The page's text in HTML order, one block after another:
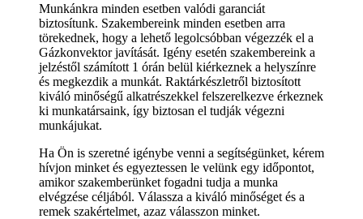
Munkánkra minden esetben valódi garanciát
biztosítunk. Szakembereink minden esetben arra
törekednek, hogy a lehető legolcsóbban végezzék el a
Gázkonvektor javítását. Igény esetén szakembereink a
jelzéstől számított 1 órán belül kiérkeznek a helyszínre
és megkezdik a munkát. Raktárkészletről biztosított
kiváló minőségű alkatrészekkel felszerelkezve érkeznek
ki munkatársaink, így biztosan el tudják végezni
munkájukat.
Ha Ön is szeretné igénybe venni a segítségünket, kérem
hívjon minket és egyeztessen le velünk egy időpontot,
amikor szakemberünket fogadni tudja a munka
elvégzése céljából. Válassza a kiváló minőséget és a
remek szakértelmet, azaz válasszon minket.